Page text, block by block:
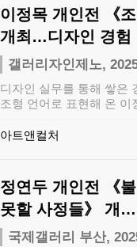
이정목 개인전 《
개최…디자인 경
갤러리자인제노,
디자인 실무를 통해 쌓은
조형 언어로 표현해 온
아트앤컬처
정연두 개인전 《
못할 사정들》 개…
국제